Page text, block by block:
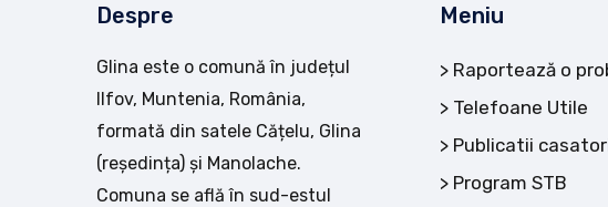
Despre
Glina este o comună în județul
Ilfov, Muntenia, România,
formată din satele Cățelu, Glina
(reședința) și Manolache.
Comuna se află în sud-estul
Meniu
Raportează o
Telefoane Utile
Publicatii
Program STB